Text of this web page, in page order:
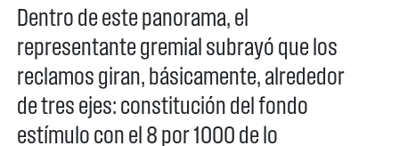
Dentro de este panorama, el
representante gremial subrayó que los
reclamos giran, básicamente, alrededor
de tres ejes: constitución del fondo
estímulo con el 8 por 1000 de lo